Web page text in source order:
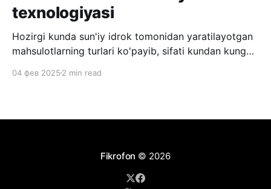
texnologiyasi
Hozirgi kunda sun'iy idrok tomonidan yaratilayotgan
mahsulotlarning turlari ko'payib, sifati kundan kunga
asoslangan faqat matn bilan ishlashni boshlagan
videokliplar, hatto qo'shiqlar yaratish imkonini
04 фев 2025 2 min read
Fikrofon © 2026